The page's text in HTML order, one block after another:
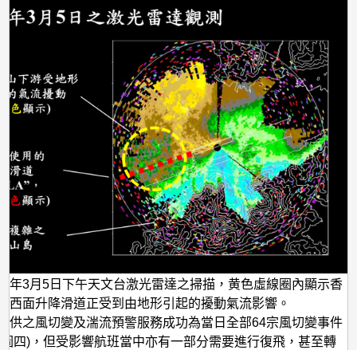
年3月5日下午天文台激光雷達之掃描，黄色虛線圈內顯示香
西面升降滑道正受到由地形引起的擾動氣流影響。
供之風切變及湍流預警服務成功為當日全部64宗風切變事件
四)，但受影響航班當中亦有一部分需要進行復飛，甚至轉